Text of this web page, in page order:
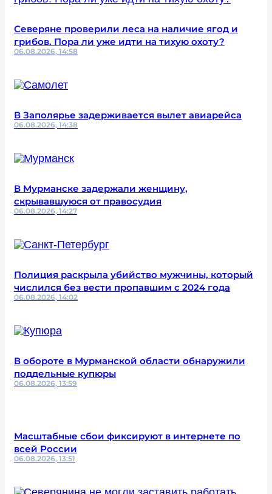
Северяне проверили леса на наличие ягод и
грибов. Пора ли уже идти на тихую охоту?
06.08.2026, 14:58
В Заполярье задерживается вылет авиарейса
06.08.2026, 14:38
В Мурманске задержали женщину,
скрывавшуюся от правосудия
06.08.2026, 14:27
Полиция раскрыла убийство мужчины, который
числился без вести пропавшим с 2024 года
06.08.2026, 14:02
В обороте в Мурманской области обнаружили
поддельные купюры
06.08.2026, 13:59
Масштабные сбои фиксируют в интернете по
всей России
06.08.2026, 13:51